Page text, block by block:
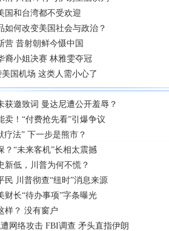
国和台湾都不受欢迎
如何改变美国社会与政治？
营 昔射朝鲜今慑中国
裔小姐决赛 林雅雯夺冠
国机场 这类人需小心了
获邀致词 曼达尼遭公开羞辱？
卖！“付费抢先看”引爆争议
疗法” 下一步是熊市？
？“未来客机”长相太震撼
新低，川普为何不慌？
民 川普彻查“纽时”消息来源
财长“待办事项”字条曝光
样？ 没有窗户
网络攻击 FBI调查 矛头直指伊朗